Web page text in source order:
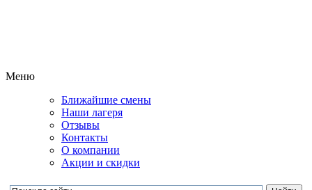
Меню
Ближайшие смены
Наши лагеря
Отзывы
Контакты
О компании
Акции и скидки